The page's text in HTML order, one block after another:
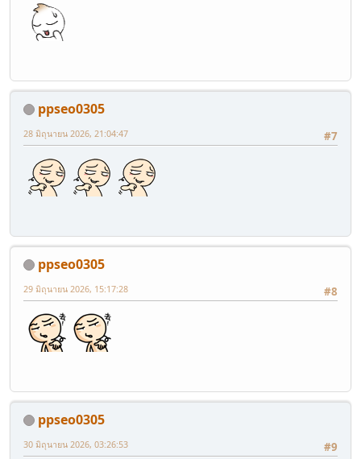
ppseo0305
#7
28 มิถุนายน 2026, 21:04:47
ppseo0305
#8
29 มิถุนายน 2026, 15:17:28
ppseo0305
#9
30 มิถุนายน 2026, 03:26:53